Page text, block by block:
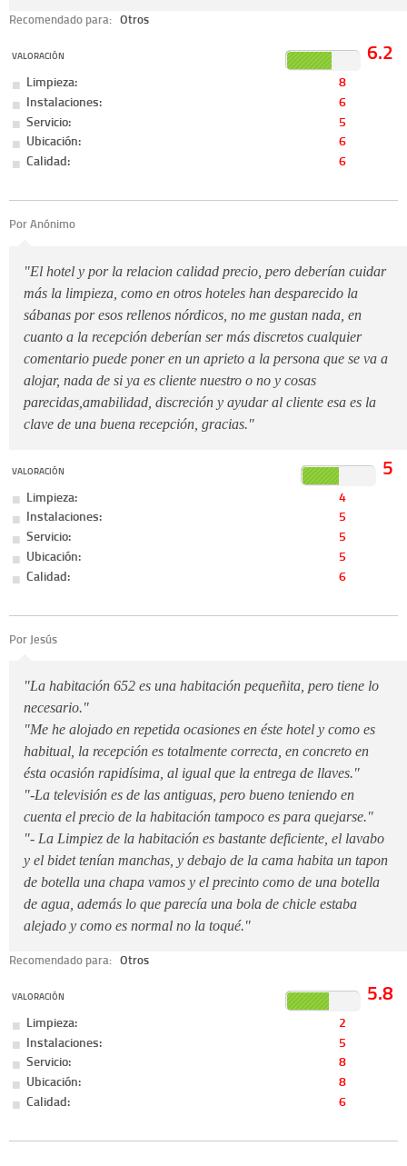
Recomendado para: Otros
VALORACIÓN 6.2
Limpieza:
8
Instalaciones:
6
Servicio:
5
Ubicación:
6
Calidad:
6
Por Anónimo
"El hotel y por la relacion calidad precio, pero deberían cuidar
más la limpieza, como en otros hoteles han desparecido la
sábanas por esos rellenos nórdicos, no me gustan nada, en
cuanto a la recepción deberían ser más discretos cualquier
comentario puede poner en un aprieto a la persona que se va a
alojar, nada de si ya es cliente nuestro o no y cosas
parecidas,amabilidad, discreción y ayudar al cliente esa es la
clave de una buena recepción, gracias."
VALORACIÓN 5
Limpieza:
4
Instalaciones:
5
Servicio:
5
Ubicación:
5
Calidad:
6
Por Jesús
"La habitación 652 es una habitación pequeñita, pero tiene lo
necesario."
"Me he alojado en repetida ocasiones en éste hotel y como es
habitual, la recepción es totalmente correcta, en concreto en
ésta ocasión rapidísima, al igual que la entrega de llaves."
"-La televisión es de las antiguas, pero bueno teniendo en
cuenta el precio de la habitación tampoco es para quejarse."
"- La Limpiez de la habitación es bastante deficiente, el lavabo
y el bidet tenían manchas, y debajo de la cama habita un tapon
de botella una chapa vamos y el precinto como de una botella
de agua, además lo que parecía una bola de chicle estaba
alejado y como es normal no la toqué."
Recomendado para: Otros
VALORACIÓN 5.8
Limpieza:
2
Instalaciones:
5
Servicio:
8
Ubicación:
8
Calidad:
6